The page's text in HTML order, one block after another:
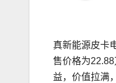
真新能源皮卡
售价格为
益，价值拉满